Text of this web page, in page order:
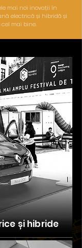
mai noi inovații în
electrică și hibridă și
cel mai bine.
și hibride